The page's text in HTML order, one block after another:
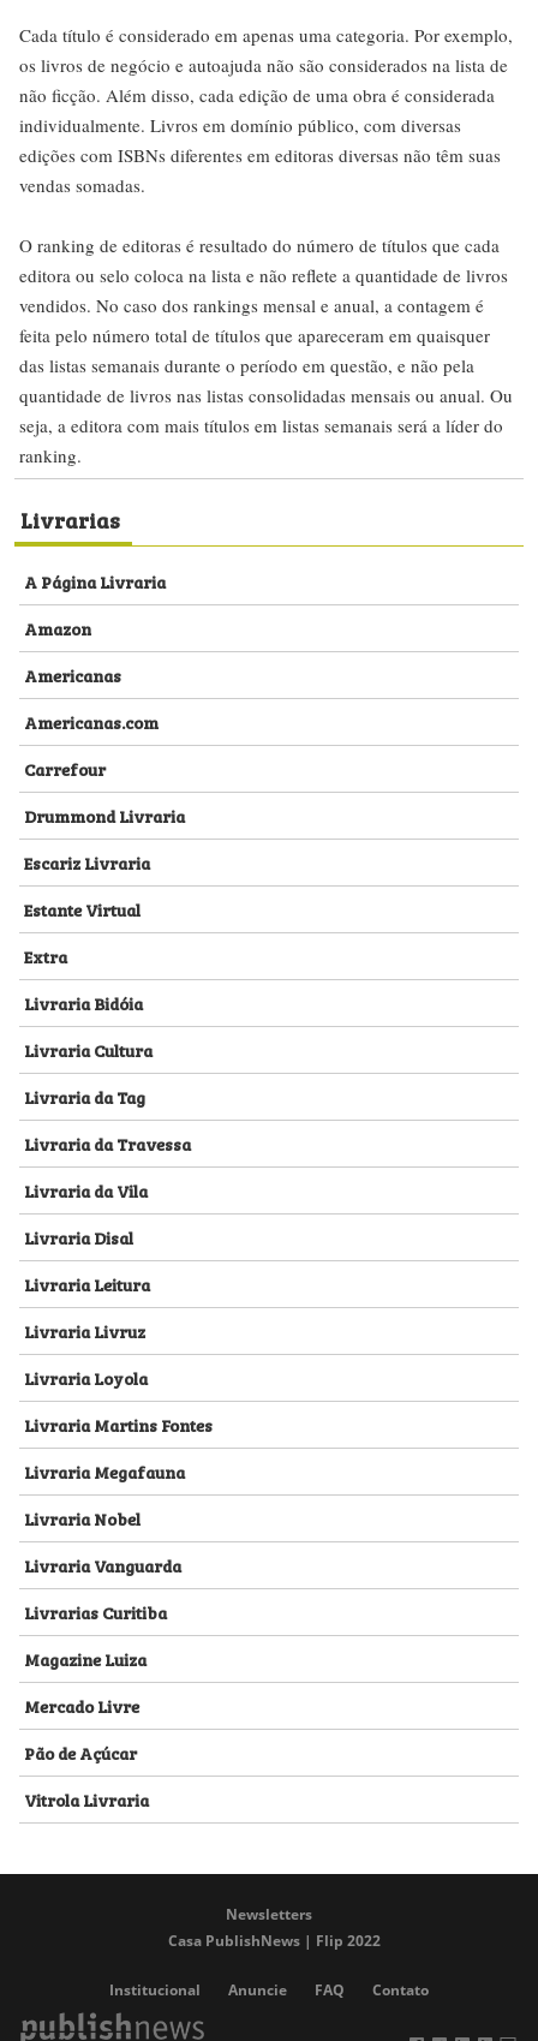
Cada título é considerado em apenas uma categoria. Por exemplo,
os livros de negócio e autoajuda não são considerados na lista de
não ficção. Além disso, cada edição de uma obra é considerada
individualmente. Livros em domínio público, com diversas
edições com ISBNs diferentes em editoras diversas não têm suas
vendas somadas.
O ranking de editoras é resultado do número de títulos que cada
editora ou selo coloca na lista e não reflete a quantidade de livros
vendidos. No caso dos rankings mensal e anual, a contagem é
feita pelo número total de títulos que apareceram em quaisquer
das listas semanais durante o período em questão, e não pela
quantidade de livros nas listas consolidadas mensais ou anual. Ou
seja, a editora com mais títulos em listas semanais será a líder do
ranking.
Livrarias
A Página Livraria
Amazon
Americanas
Americanas.com
Carrefour
Drummond Livraria
Escariz Livraria
Estante Virtual
Extra
Livraria Bidóia
Livraria Cultura
Livraria da Tag
Livraria da Travessa
Livraria da Vila
Livraria Disal
Livraria Leitura
Livraria Livruz
Livraria Loyola
Livraria Martins Fontes
Livraria Megafauna
Livraria Nobel
Livraria Vanguarda
Livrarias Curitiba
Magazine Luiza
Mercado Livre
Pão de Açúcar
Vitrola Livraria
Newsletters
Casa PublishNews | Flip 2022
Institucional Anuncie FAQ Contato